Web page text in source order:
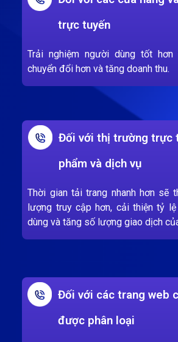
trực tuyến
Trải nghiệm người dùng tốt hơn
chuyển đổi hơn và tăng doanh thu.
Đối với thị trường trực
phẩm và dịch vụ
Thời gian tải trang nhanh hơn sẽ
lượng truy cập hơn, cải thiện tỷ
dùng và tăng số lượng giao dịch
Đối với các trang web
được phân loại